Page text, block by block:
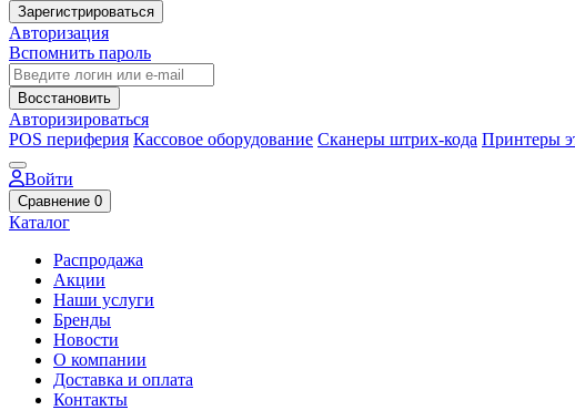
Зарегистрироваться
Авторизация
Вспомнить пароль
Восстановить
Авторизироваться
POS периферия Кассовое оборудование Сканеры штрих-кода Принтеры
Войти
Сравнение 0
Каталог
Распродажа
Акции
Наши услуги
Бренды
Новости
О компании
Доставка и оплата
Контакты